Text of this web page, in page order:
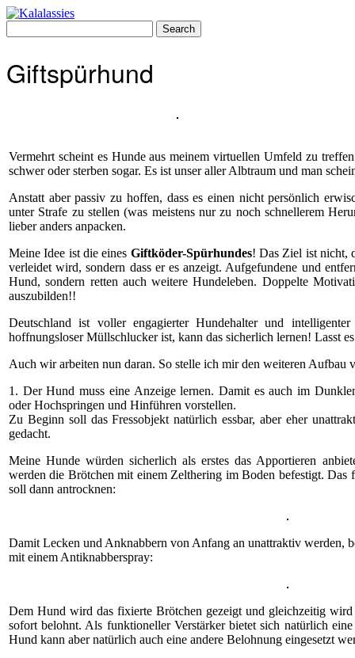
Skip
content
for:
Giftspürhund
Vermehrt scheint es Hunde aus meinem virtuellen Umfeld zu
schwer oder sterben sogar. Es ist unser aller Albtraum und man
Anstatt aber passiv zu hoffen, dass es einen nicht persönlich
unter Strafe zu stellen (was meistens nur zu noch schnellerem
lieber anders anpacken.
Meine Idee ist die eines Giftköder-Spürhundes! Das Ziel ist nicht,
verleidet wird, sondern dass er es anzeigt. Aufgefundene und
Hund, sondern retten auch weitere Hundeleben. Doppelte
auszubilden!!
Deutschland ist voller engagierter Hundehalter und
hoffnungsloser Müllschlucker ist, kann das sicherlich lernen! Lasst
Auch wir arbeiten nun daran. So stelle ich mir den weiteren Aufbau
1. Der Hund muss eine Anzeige lernen. Damit es auch im
oder Hochspringen und Hinführen vorstellen.
Zu Beginn soll das Fressobjekt natürlich essbar, aber eher
gedacht.
Meine Hunde würden sicherlich als erstes das Apportieren
werden die Brötchen mit einem Zelthering im Boden befestigt. Das
soll dann antrocknen:
Damit Lecken und Anknabbern von Anfang an unattraktiv werden,
mit einem Antiknabberspray:
Dem Hund wird das fixierte Brötchen gezeigt und gleichzeitig
sofort belohnt. Als funktioneller Verstärker bietet sich natürlich
Hund kann aber natürlich auch eine andere Belohnung eingesetzt